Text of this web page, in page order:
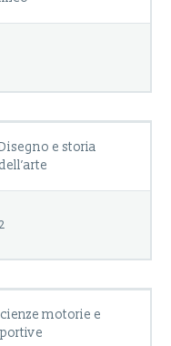
e storia
dell’arte
motorie e